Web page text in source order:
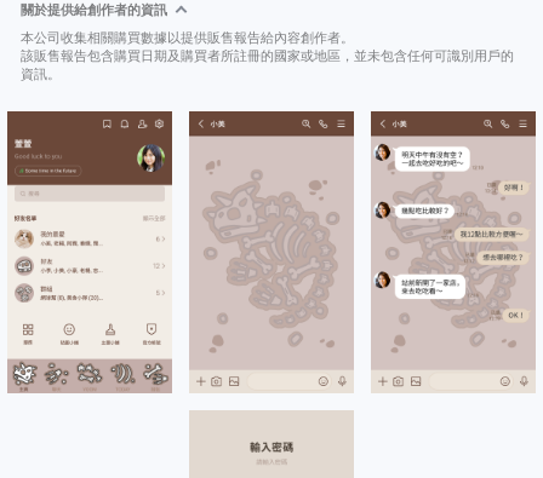
關於提供給創作者的資訊
本公司收集相關購買數據以提供販售報告給內容創作者。
該販售報告包含購買日期及購買者所註冊的國家或地區，並未包含任何可識別用戶的
資訊。